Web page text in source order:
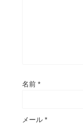
名前 *
メール *